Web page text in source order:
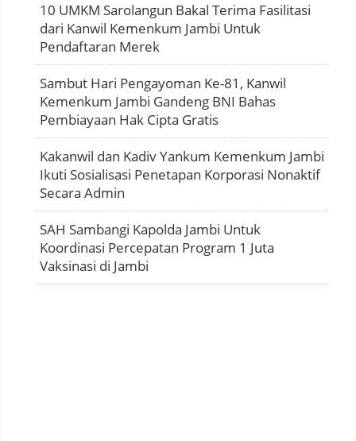
10 UMKM Sarolangun Bakal Terima Fasilitasi
dari Kanwil Kemenkum Jambi Untuk
Pendaftaran Merek
Sambut Hari Pengayoman Ke-81, Kanwil
Kemenkum Jambi Gandeng BNI Bahas
Pembiayaan Hak Cipta Gratis
Kakanwil dan Kadiv Yankum Kemenkum Jambi
Ikuti Sosialisasi Penetapan Korporasi Nonaktif
Secara Admin
SAH Sambangi Kapolda Jambi Untuk
Koordinasi Percepatan Program 1 Juta
Vaksinasi di Jambi